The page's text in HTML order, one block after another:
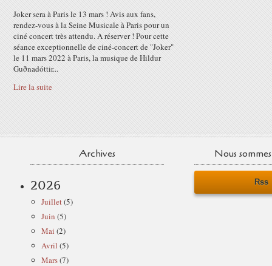
Joker sera à Paris le 13 mars ! Avis aux fans,
rendez-vous à la Seine Musicale à Paris pour un
ciné concert très attendu. A réserver ! Pour cette
séance exceptionnelle de ciné-concert de "Joker"
le 11 mars 2022 à Paris, la musique de Hildur
Guðnadóttir...
Lire la suite
Archives
2026
Juillet(5)
Juin (5)
Mai (2)
Avril (5)
Mars(7)
Nous
Rss